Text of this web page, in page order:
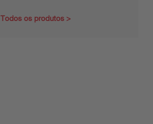
Todos os produtos